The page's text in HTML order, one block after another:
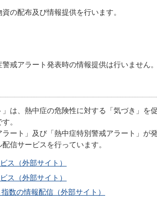
の配布及び情報提供を行います。
戒アラート発表時の情報提供は行いません
は、熱中症の危険性に対する「気づき」を
。
ート」及び「熱中症特別警戒アラート」が
信サービスを行っています。
ス（外部サイト）
ス（外部サイト）
数の情報配信（外部サイト）